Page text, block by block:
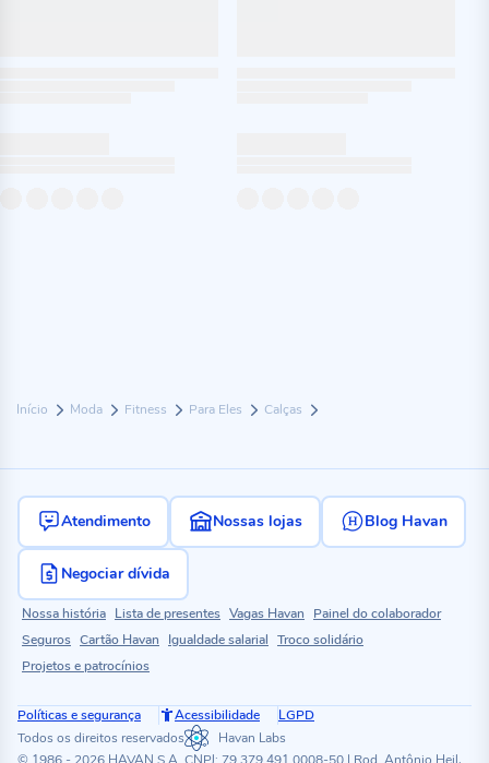
Início Moda Fitness Para Eles Calças
Atendimento Nossas lojas Blog Havan
Negociar dívida
Nossa história Lista de presentes Vagas Havan
Painel do colaborador
Seguros Cartão Havan Igualdade salarial Troco solidário
Projetos e patrocínios
Políticas e segurança Acessibilidade
LGPD
Todos os direitos reservados
Havan Labs